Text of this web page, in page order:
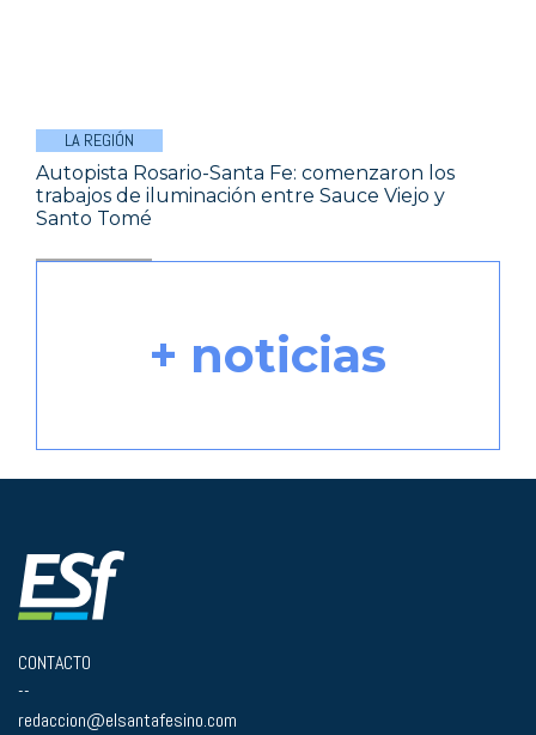
LA REGIÓN
Autopista Rosario-Santa Fe: comenzaron los
trabajos de iluminación entre Sauce Viejo y
Santo Tomé
+ noticias
CONTACTO
--
redaccion@elsantafesino.com